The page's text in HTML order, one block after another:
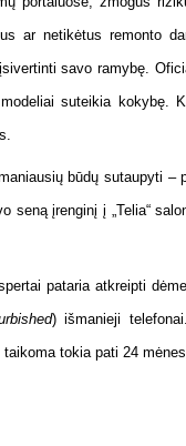
ar netikėtus remonto
savo ramybę.
suteikia kokybę.
būdų sutaupyti –
seną įrenginį į „Telia“
pataria atkreipti
) išmanieji
tokia pati 24